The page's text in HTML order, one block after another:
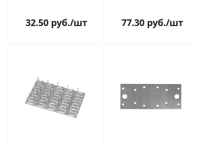
32.50руб./шт 77.30руб./шт